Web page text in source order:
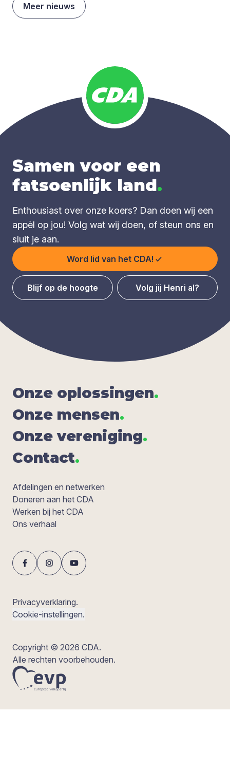
Meer nieuws
Samen voor een
fatsoenlijk land.
Enthousiast over onze koers? Dan doen wij een
appèl op jou! Volg wat wij doen, of steun ons en
sluit je aan.
Word lid van het CDA!
Blijf op de hoogte Volg jij Henri al?
Onze oplos­sin­gen.
Onze men­sen.
Onze ver­e­ni­ging.
Con­tact.
Afdelingen en netwerken
Doneren aan het CDA
Werken bij het CDA
Ons verhaal
Privacyverklaring.
Cookie-instellingen.
Copyright © 2026 CDA.
Alle rechten voorbehouden.